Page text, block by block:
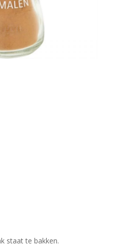
staat te bakken.